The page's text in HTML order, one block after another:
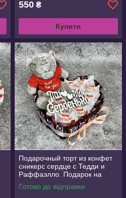
550 ₴
Купити
Подарочный торт из конфет
сникерс сердце с Тедди и
Раффаэлло. Подарок на
парню, мужу, мужчине
Готово до відправки